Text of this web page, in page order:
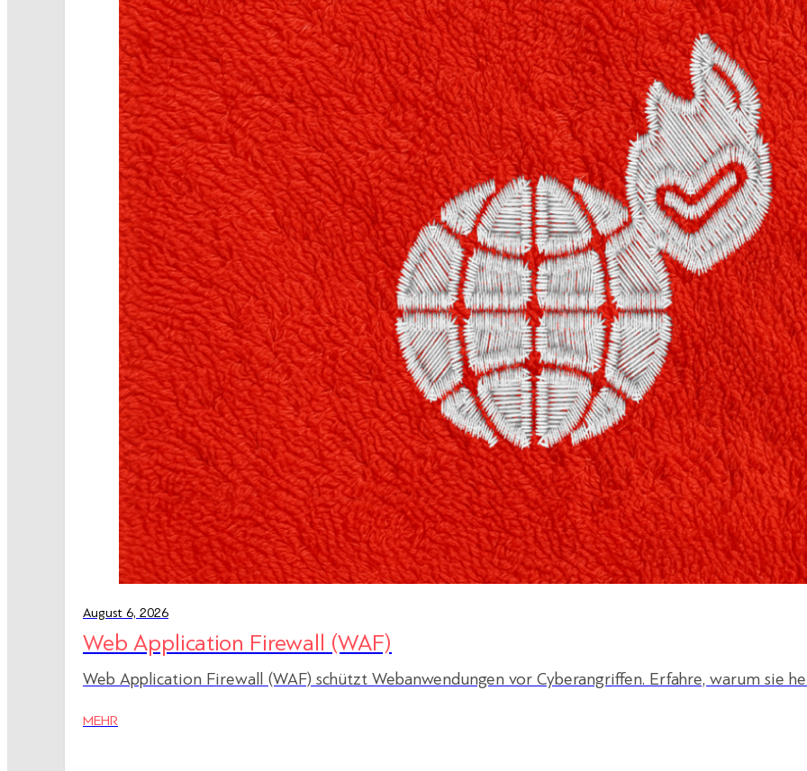
August 6, 2026
Web Application Firewall (WAF)
Web Application Firewall (WAF) schützt Webanwendungen vor Cyberangriffen. Erfahre, warum sie
MEHR